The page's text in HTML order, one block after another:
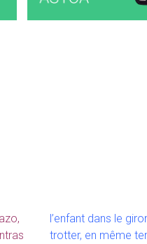
l’enfant dans le
trotter, en même